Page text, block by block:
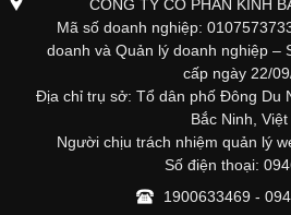
CÔNG TY CỔ PHẦN KINH
Mã số doanh nghiệp:
doanh và Quản lý doanh nghiệp –
cấp ngày 22/
Địa chỉ trụ sở: Tổ dân phố Đông Du
Bắc Ninh, Việt
Người chịu trách nhiệm quản lý
Số điện thoại:
1900633469 -